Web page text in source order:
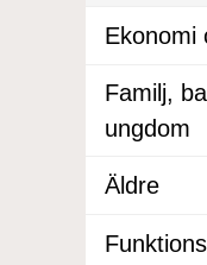
Ekonomi
Familj,
ungdom
Äldre